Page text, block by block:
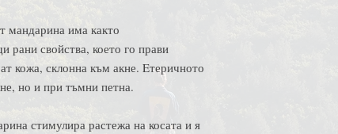
мандарина има както
рани свойства, което го прави
кожа, склонна към акне. Eтеричното
но и при тъмни петна.
стимулира растежа на косата и я